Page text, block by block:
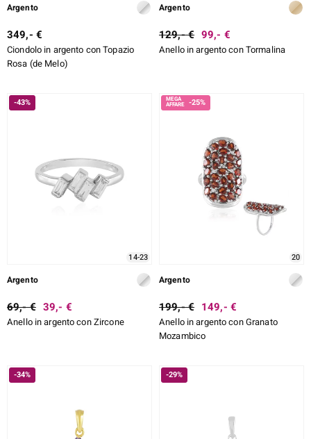
Argento
349,- €
Ciondolo in argento con Topazio
Rosa (de Melo)
Argento
129,- € 99,- €
Anello in argento con Tormalina
-43%
14-23
Argento
69,- € 39,- €
Anello in argento con Zircone
-25%
20
Argento
199,- € 149,- €
Anello in argento con Granato
Mozambico
-34% -29%